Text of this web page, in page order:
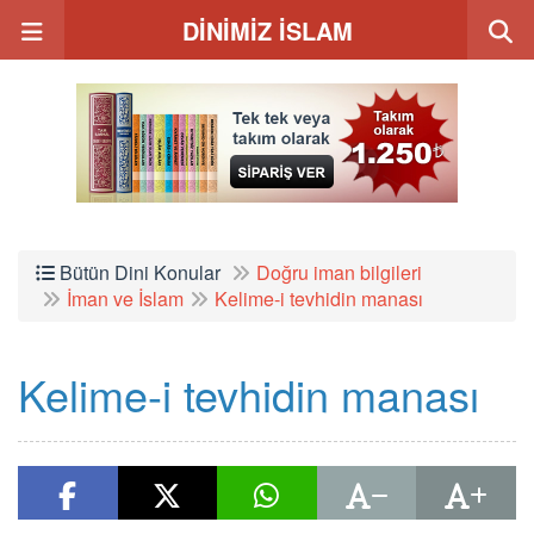
DİNİMİZ İSLAM
Bütün Dini Konular
Doğru iman bilgileri
İman ve İslam
Kelime-i tevhidin manası
Kelime-i tevhidin manası